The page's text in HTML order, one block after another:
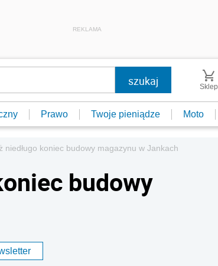
REKLAMA
Sklep
Prawo Twoje pieniądze Moto
niedługo koniec budowy magazynu w Jankach
budowy